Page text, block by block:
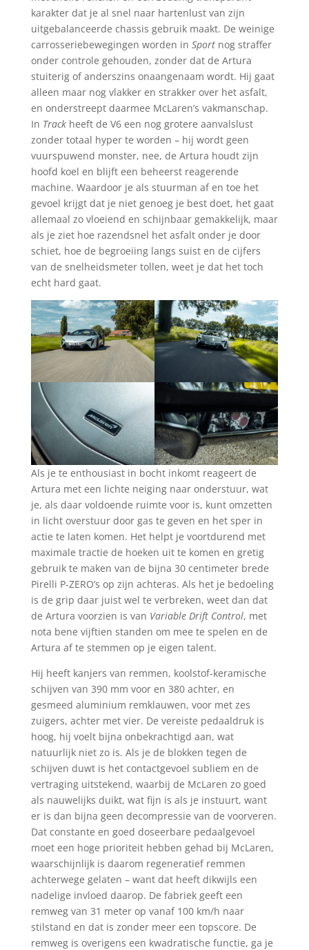
karakter dat je al snel naar hartenlust van zijn
uitgebalanceerde chassis gebruik maakt. De weinige
carrosseriebewegingen worden in Sportnog straffer
onder controle gehouden, zonder dat de Artura
stuiterig of anderszins onaangenaam wordt. Hij gaat
alleen maar nog vlakker en strakker over het asfalt,
en onderstreept daarmee McLaren’s vakmanschap.
In Trackheeft de V6 een nog grotere aanvalslust
zonder totaal hyper te worden – hij wordt geen
vuurspuwend monster, nee, de Artura houdt zijn
hoofd koel en blijft een beheerst reagerende
machine. Waardoor je als stuurman af en toe het
gevoel krijgt dat je niet genoeg je best doet, het gaat
allemaal zo vloeiend en schijnbaar gemakkelijk, maar
als je ziet hoe razendsnel het asfalt onder je door
schiet, hoe de begroeiing langs suist en de cijfers
van de snelheidsmeter tollen, weet je dat het toch
echt hard gaat.
Als je te enthousiast in bocht inkomt reageert de
Artura met een lichte neiging naar onderstuur, wat
je, als daar voldoende ruimte voor is, kunt omzetten
in licht overstuur door gas te geven en het sper in
actie te laten komen. Het helpt je voortdurend met
maximale tractie de hoeken uit te komen en gretig
gebruik te maken van de bijna 30 centimeter brede
Pirelli P-ZERO’s op zijn achteras. Als het je bedoeling
is de grip daar juist wel te verbreken, weet dan dat
de Artura voorzien is van Variable Drift Control, met
nota bene vijftien standen om mee te spelen en de
Artura af te stemmen op je eigen talent.
Hij heeft kanjers van remmen, koolstof-keramische
schijven van 390 mm voor en 380 achter, en
gesmeed aluminium remklauwen, voor met zes
zuigers, achter met vier. De vereiste pedaaldruk is
hoog, hij voelt bijna onbekrachtigd aan, wat
natuurlijk niet zo is. Als je de blokken tegen de
schijven duwt is het contactgevoel subliem en de
vertraging uitstekend, waarbij de McLaren zo goed
als nauwelijks duikt, wat fijn is als je instuurt, want
er is dan bijna geen decompressie van de voorveren.
Dat constante en goed doseerbare pedaalgevoel
moet een hoge prioriteit hebben gehad bij McLaren,
waarschijnlijk is daarom regeneratief remmen
achterwege gelaten – want dat heeft dikwijls een
nadelige invloed daarop. De fabriek geeft een
remweg van 31 meter op vanaf 100 km/h naar
stilstand en dat is zonder meer een topscore. De
remweg is overigens een kwadratische functie, ga je